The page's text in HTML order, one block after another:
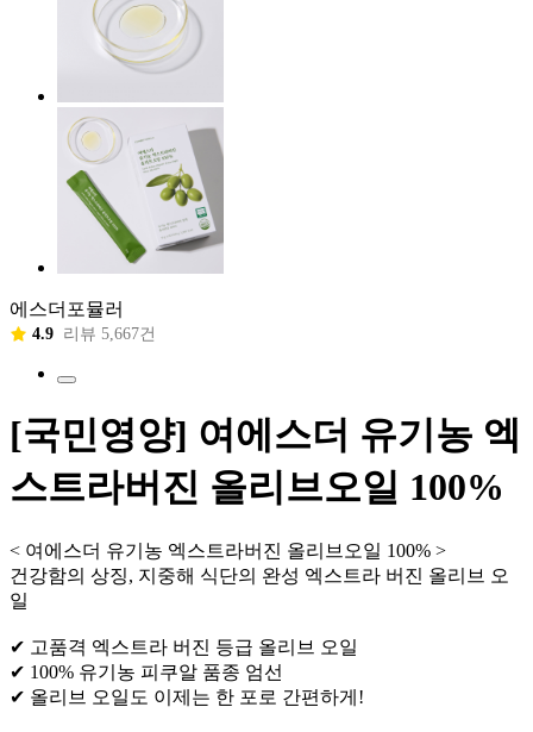
에스더포뮬러
4.9 리뷰 5,667건
[국민영양] 여에스더 유기농 엑
스트라버진 올리브오일 100%
< 여에스더 유기농 엑스트라버진 올리브오일 100% >
건강함의 상징, 지중해 식단의 완성 엑스트라 버진 올리브 오
일
✔ 고품격 엑스트라 버진 등급 올리브 오일
✔ 100% 유기농 피쿠알 품종 엄선
✔ 올리브 오일도 이제는 한 포로 간편하게!